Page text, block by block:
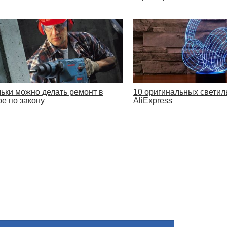
можно делать ремонт в
по закону
10 оригинальных
AliExpress